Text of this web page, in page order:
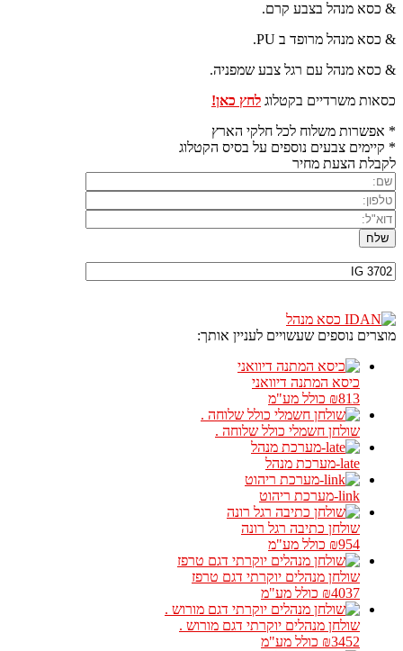
& כסא מנהל בצבע קרם.
& כסא מנהל מרופד ב PU.
& כסא מנהל עם רגל צבע שמפניה.
כסאות משרדיים בקטלוג לחץ כאן!
* אפשרות משלוח לכל חלקי הארץ
* קיימים צבעים נוספים על בסיס הקטלוג
לקבלת הצעת מחיר
מוצרים נוספים שעשויים לעניין אותך:
כיסא המתנה דיוואני
₪813 כולל מע"מ
שולחן חשמלי כולל שלוחה .
late-מערכת מנהל
link-מערכת ריהוט
שולחן כתיבה רגל רונה
₪954 כולל מע"מ
שולחן מנהלים יוקרתי דגם טרפז
₪4037 כולל מע"מ
שולחן מנהלים יוקרתי דגם מורוש .
₪3452 כולל מע"מ